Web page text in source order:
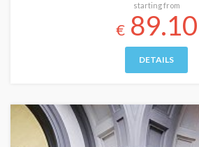
starting from
€89.10
DETAILS